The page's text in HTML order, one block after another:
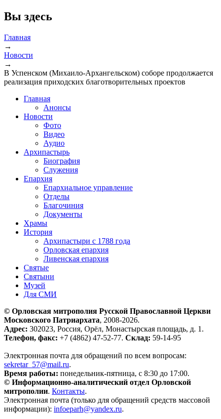
Вы здесь
Главная
→
Новости
→
В Успенском (Михаило-Архангельском) соборе продолжается
реализация приходских благотворительных проектов
Главная
Анонсы
Новости
Фото
Видео
Аудио
Архипастырь
Биография
Служения
Епархия
Епархиальное управление
Отделы
Благочиния
Документы
Храмы
История
Архипастыри с 1788 года
Орловская епархия
Ливенская епархия
Святые
Святыни
Музей
Для СМИ
© Орловская митрополия Русской Православной Церкви
Московского Патриархата, 2008-2026.
Адрес: 302023, Россия, Орёл, Монастырская площадь, д. 1.
Телефон, факс: +7 (4862) 47-52-77. Склад: 59-14-95
Электронная почта для обращений по всем вопросам:
sekretar_57@mail.ru.
Время работы: понедельник-пятница, с 8:30 до 17:00.
© Информационно-аналитический отдел Орловской
митрополии. Контакты.
Электронная почта (только для обращений средств массовой
информации): infoeparh@yandex.ru.